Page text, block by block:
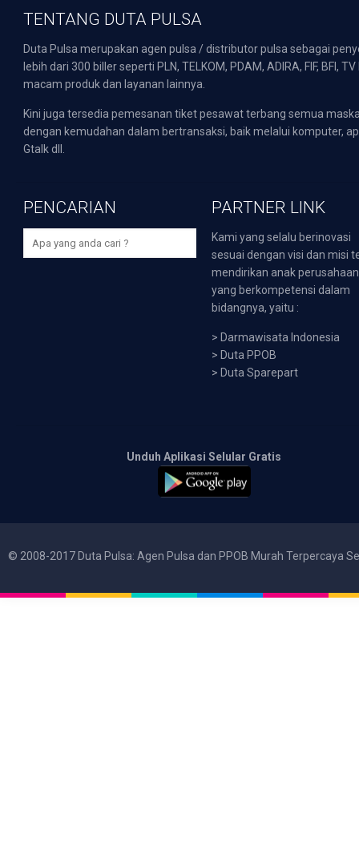
TENTANG DUTA PULSA
Duta Pulsa merupakan agen pulsa / distributor pulsa sebagai
lebih dari 300 biller seperti PLN, TELKOM, PDAM, ADIRA, FIF,
macam produk dan layanan lainnya.
Kini juga tersedia pemesanan tiket pesawat terbang semua
dengan kemudahan dalam bertransaksi, baik melalui komputer,
Gtalk dll.
PENCARIAN PARTNER LINK
Kami yang selalu berinovasi
sesuai dengan visi dan misi
mendirikan anak perusahaan
yang berkompetensi dalam
bidangnya, yaitu :
> Darmawisata Indonesia
> Duta PPOB
> Duta Sparepart
Unduh Aplikasi Selular Gratis
© 2008-2017 Duta Pulsa: Agen Pulsa dan PPOB Murah Terpercaya